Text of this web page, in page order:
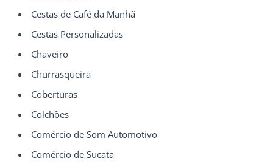
Cestas de Café da Manhã
Cestas Personalizadas
Chaveiro
Churrasqueira
Coberturas
Colchões
Comércio de Som Automotivo
Comércio de Sucata